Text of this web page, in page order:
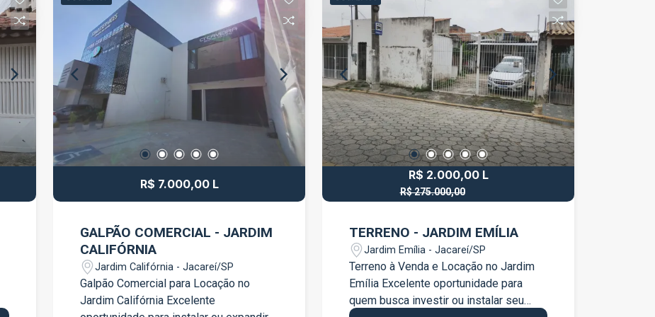
lançamentos mais recentes da região
do Vale do Paraíba. Venha você
também para a Imobiliária França,
referência em consultoria imobiliária de
confiança.
descanso ou investimento Entre em
contato para mais informações ou
agendar uma visita.
Sala com sanca de gesso e projeto de
iluminação personalizado Cozinha
Banheiro 1 vaga de garagem Localizado
no Condomínio Village Gramados, em
uma região estratégica de Jacareí, com
fácil acesso ao centro da cidade e às
principais vias da região. A rua tranquila
e arborizada proporciona ainda mais
conforto para o dia a dia. Uma ótima
oportunidade para quem deseja um
apartamento completo e pronto para
R$ 7.000,00 L
GALPÃO COMERCIAL - JARDIM
CALIFÓRNIA
Jardim Califórnia - Jacareí/SP
Galpão Comercial para Locação no
Jardim Califórnia Excelente
R$ 2.000,00 L
R$ 275.000,00
TERRENO - JARDIM EMÍLIA
Jardim Emília - Jacareí/SP
Terreno à Venda e Locação no Jardim
Emília Excelente oportunidade para
quem busca investir ou instalar seu